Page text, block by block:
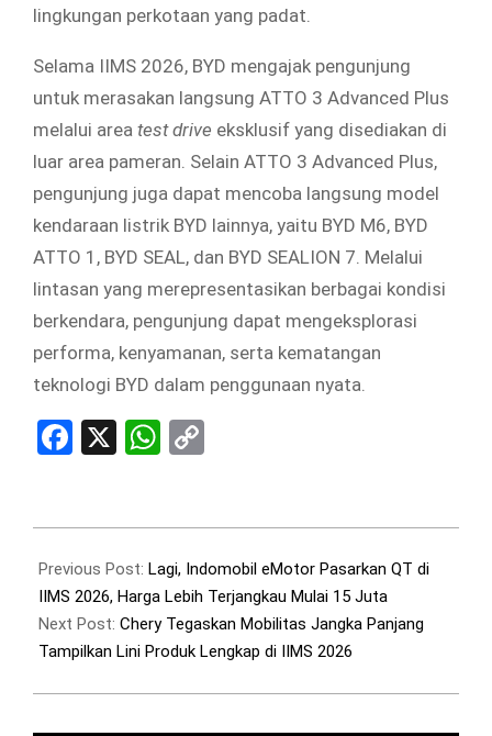
lingkungan perkotaan yang padat.
Selama IIMS 2026, BYD mengajak pengunjung
untuk merasakan langsung ATTO 3 Advanced Plus
melalui area test drive eksklusif yang disediakan di
luar area pameran. Selain ATTO 3 Advanced Plus,
pengunjung juga dapat mencoba langsung model
kendaraan listrik BYD lainnya, yaitu BYD M6, BYD
ATTO 1, BYD SEAL, dan BYD SEALION 7. Melalui
lintasan yang merepresentasikan berbagai kondisi
berkendara, pengunjung dapat mengeksplorasi
performa, kenyamanan, serta kematangan
teknologi BYD dalam penggunaan nyata.
Facebook
X WhatsApp
02-
10
Previous Post: Lagi, Indomobil eMotor Pasarkan QT di
IIMS 2026, Harga Lebih Terjangkau Mulai 15 Juta
Next Post: Chery Tegaskan Mobilitas Jangka Panjang
Tampilkan Lini Produk Lengkap di IIMS 2026